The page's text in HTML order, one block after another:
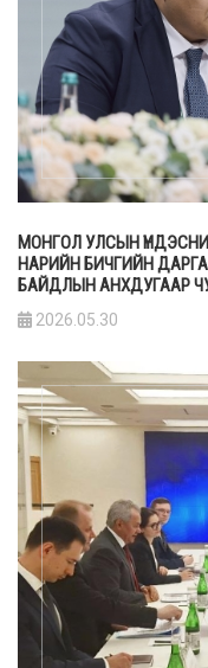
МОНГОЛ УЛСЫН
НАРИЙН БИЧГИЙН
БАЙДЛЫН АНХДУГААР
2026.05.30